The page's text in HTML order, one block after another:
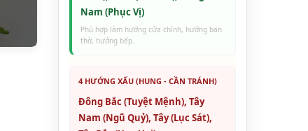
Nam (Phục Vị)
Phù hợp làm hướng cửa chính, hướng ban
thờ, hướng bếp.
4 HƯỚNG XẤU (HUNG - CẦN TRÁNH)
Đông Bắc (Tuyệt Mệnh), Tây
Nam (Ngũ Quỷ), Tây (Lục Sát),